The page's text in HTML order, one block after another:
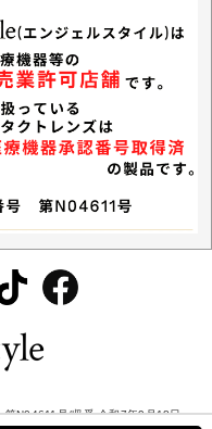
第N04611号/収受 令和7年9月18日